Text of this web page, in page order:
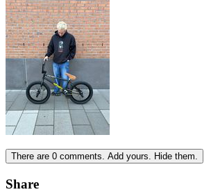
There are 0 comments. Add yours. Hide them.
Share